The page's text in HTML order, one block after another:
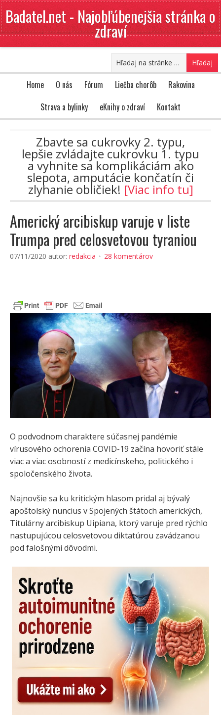
Badatel.net - Najobľúbenejšia stránka o
zdraví
Home O nás Fórum Liečba chorôb
Rakovina
Strava a bylinky
eKnihy o zdraví Kontakt
Zbavte sa cukrovky 2. typu,
lepšie zvládajte cukrovku 1. typu
a vyhnite sa komplikáciám ako
slepota, amputácie končatín či
zlyhanie obličiek! [Viac info tu]
Americký arcibiskup varuje v liste
Trumpa pred celosvetovou tyraniou
07/11/2020 autor: redakcia 28 komentárov
O podvodnom charaktere súčasnej pandémie
vírusového ochorenia COVID-19 začína hovoriť stále
viac a viac osobností z medicínskeho, politického i
spoločenského života.
Najnovšie sa ku kritickým hlasom pridal aj bývalý
apoštolský nuncius v Spojených štátoch amerických,
Titulárny arcibiskup Uipiana, ktorý varuje pred rýchlo
nastupujúcou celosvetovou diktatúrou zavádzanou
pod falošnými dôvodmi.